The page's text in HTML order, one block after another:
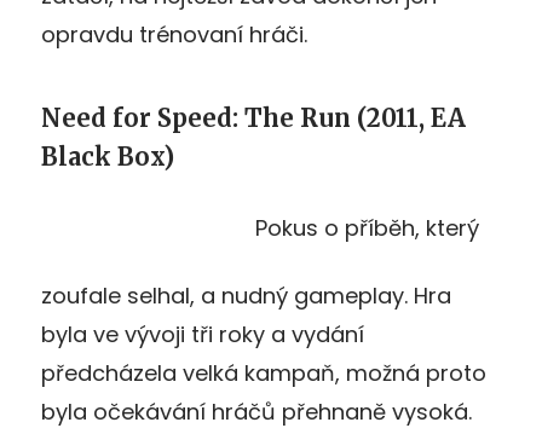
opravdu trénovaní hráči.
Need for Speed: The Run (2011, EA
Black Box)
Pokus o příběh, který
zoufale selhal, a nudný gameplay. Hra
byla ve vývoji tři roky a vydání
předcházela velká kampaň, možná proto
byla očekávání hráčů přehnaně vysoká.